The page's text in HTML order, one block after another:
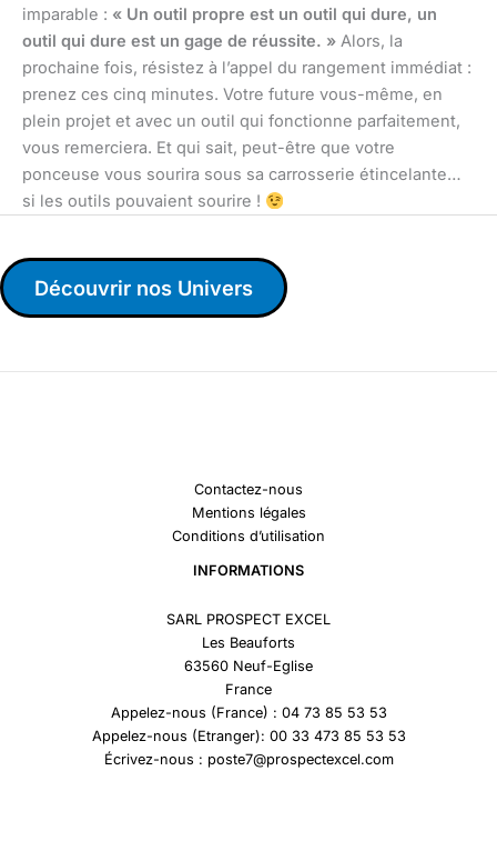
imparable : « Un outil propre est un outil qui dure, un
outil qui dure est un gage de réussite. » Alors, la
prochaine fois, résistez à l’appel du rangement immédiat :
prenez ces cinq minutes. Votre future vous-même, en
plein projet et avec un outil qui fonctionne parfaitement,
vous remerciera. Et qui sait, peut-être que votre
ponceuse vous sourira sous sa carrosserie étincelante…
si les outils pouvaient sourire !
Découvrir nos Univers
Contactez-nous
Mentions légales
Conditions d’utilisation
INFORMATIONS
SARL PROSPECT EXCEL
Les Beauforts
63560 Neuf-Eglise
France
Appelez-nous (France) : 04 73 85 53 53
Appelez-nous (Etranger): 00 33 473 85 53 53
Écrivez-nous : poste7@prospectexcel.com